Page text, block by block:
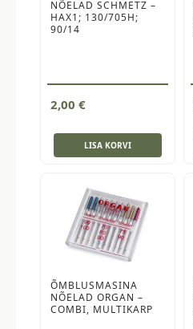
NÕELAD SCHMETZ –
HAX1; 130/705H;
90/14
2,00 €
LISA KORVI
ÕMBLUSMASINA
NÕELAD ORGAN –
COMBI, MULTIKARP